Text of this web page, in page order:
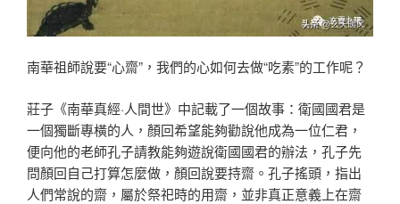
南華祖師說要“心齋”，我們的心如何去做“吃素”的工作呢？
莊子《南華真經·人間世》中記載了一個故事：衛國國君是
一個獨斷專橫的人，顏回希望能夠勸說他成為一位仁君，
便向他的老師孔子請教能夠遊說衛國國君的辦法，孔子先
問顏回自己打算怎麼做，顏回說要持齋。孔子搖頭，指出
人們常說的齋，屬於祭祀時的用齋，並非真正意義上在齋